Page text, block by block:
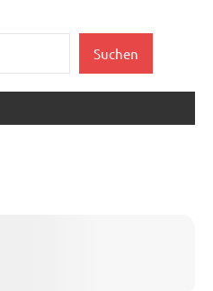
Suchen